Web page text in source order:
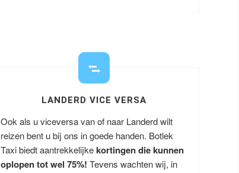
LANDERD VICE VERSA
Ook als u viceversa van of naar Landerd wilt
reizen bent u bij ons in goede handen. Botlek
Taxi biedt aantrekkelijkekortingen die kunnen
oplopen tot wel 75%!Tevens wachten wij, in